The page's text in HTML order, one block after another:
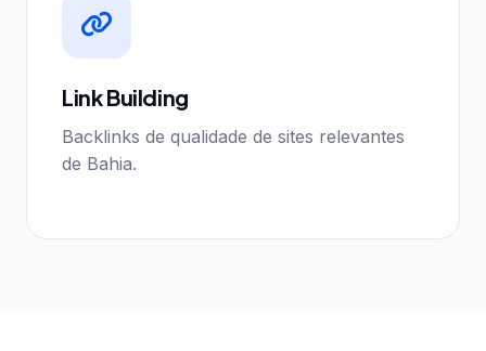
Link Building
Backlinks de qualidade de sites relevantes
de Bahia.